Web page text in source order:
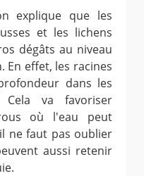
explique que les
et les lichens
dégâts au niveau
En effet, les racines
dans les
va favoriser
où l'eau peut
ne faut pas oublier
aussi retenir